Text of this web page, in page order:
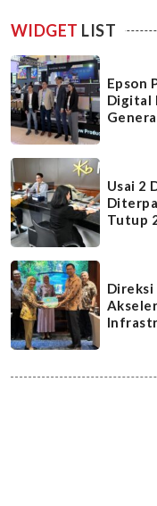
WIDGET LIST
Epson
Digital
Usai 2
Tutup
Direksi